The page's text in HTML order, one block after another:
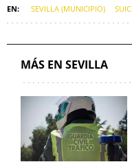
SEVILLA (MUNICIPIO)
MÁS EN SEVILLA